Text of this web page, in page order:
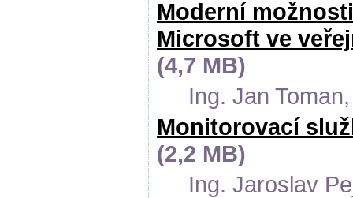
Moderní
Microsoft ve
(4,7 MB)
Ing. Jan
Monitorovací
(2,2 MB)
Ing. Jaroslav